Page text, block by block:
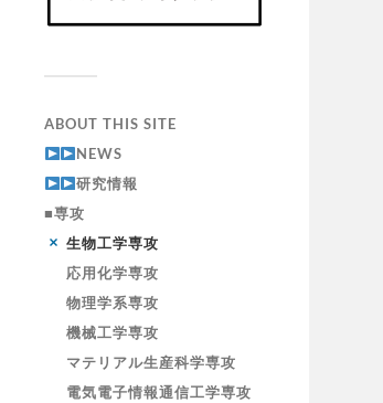
ABOUT THIS SITE
NEWS
研究情報
■専攻
生物工学専攻
応用化学専攻
物理学系専攻
機械工学専攻
マテリアル生産科学専攻
電気電子情報通信工学専攻